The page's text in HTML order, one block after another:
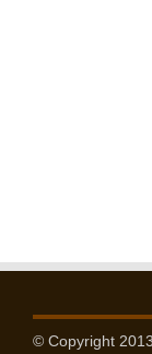
© Copyright